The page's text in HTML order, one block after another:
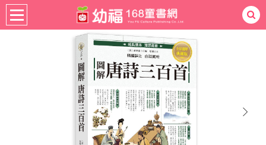
熱門： 忍者兔 ㄅㄆㄇ學習
手指按按拼圖練習本
書籍分齡 全齡適用 社會圖書
next